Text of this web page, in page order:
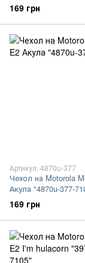
169 грн
Артикул: 4870u-377
Чехол на Motorola
Акула "4870u-377-
169 грн